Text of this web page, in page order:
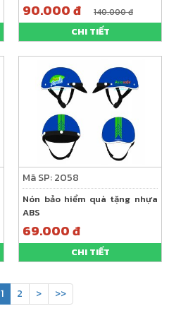
90.000 đ 140.000 đ
CHI TIẾT
Mã SP: 2058
Nón bảo hiểm quà tặng nhựa
ABS
69.000 đ
CHI TIẾT
1 2 > >>